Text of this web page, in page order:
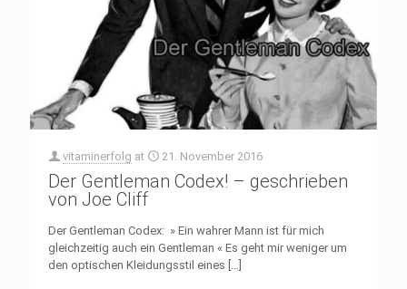
vitaminerfolg at 21. November 2016
Der Gentleman Codex! – geschrieben
von Joe Cliff
Der Gentleman Codex: » Ein wahrer Mann ist für mich
gleichzeitig auch ein Gentleman « Es geht mir weniger um
den optischen Kleidungsstil eines […]